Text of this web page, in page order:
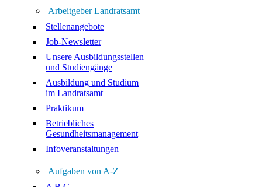
Arbeitgeber Landratsamt
Stellenangebote
Job-Newsletter
Unsere Ausbildungsstellen
und Studiengänge
Ausbildung und Studium
im Landratsamt
Praktikum
Betriebliches
Gesundheitsmanagement
Infoveranstaltungen
Aufgaben von A-Z